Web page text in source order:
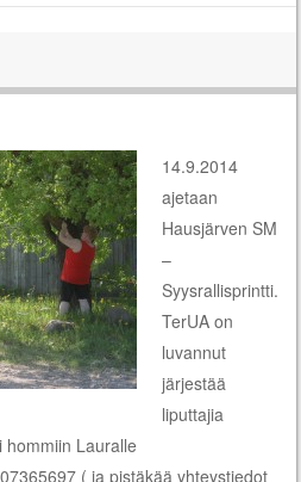
14.9.2014
ajetaan
Hausjärven SM
–
Syysrallisprintti.
TerUA on
luvannut
järjestää
liputtajia
hommiin Lauralle
( ja pistäkää yhteystiedot